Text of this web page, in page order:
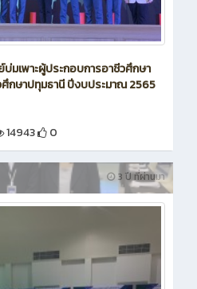
บ่มเพาะผู้ประกอบการอาชีวศึกษา
กษาปทุมธานี ปีงบประมาณ 2565
14943 0
3 ปี ที่ผ่านมา